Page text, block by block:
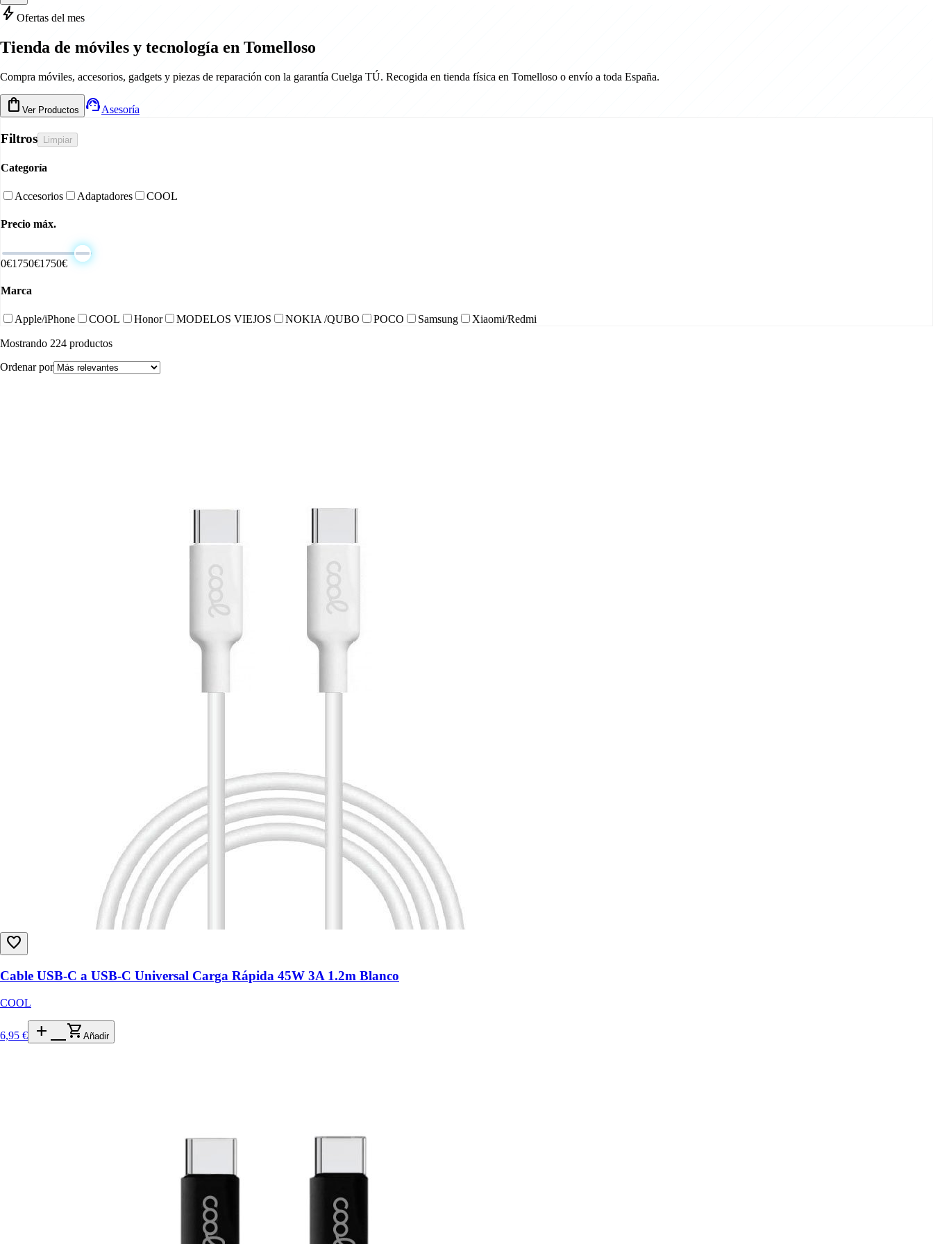
bolt Ofertas del mes
Tienda de móviles y tecnología en Tomelloso
Compra móviles, accesorios, gadgets y piezas de reparación con la garantía Cuelga TÚ. Recogida en tienda física en Tomelloso o envío a toda España.
shopping_bag Ver Productos support_agentAsesoría
Filtros Limpiar
Categoría
Accesorios Adaptadores COOL
Precio máx.
0€1750€1750€
Marca
Apple/iPhone COOL Honor MODELOS VIEJOS NOKIA /QUBO POCO Samsung Xiaomi/Redmi
Mostrando 224 productos
Ordenar por
favorite_border
Cable USB-C a USB-C Universal Carga Rápida 45W 3A 1.2m Blanco
COOL
6,95 € add_shopping_cart Añadir